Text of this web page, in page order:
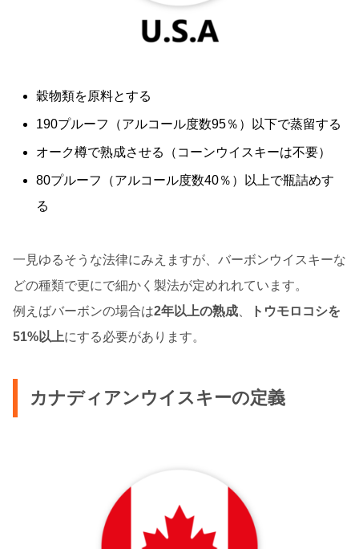
穀物類を原料とする
190プルーフ（アルコール度数95％）以下で蒸留する
オーク樽で熟成させる（コーンウイスキーは不要）
80プルーフ（アルコール度数40％）以上で瓶詰めす
る
一見ゆるそうな法律にみえますが、バーボンウイスキーな
どの種類で更にで細かく製法が定めれれています。
例えばバーボンの場合は2年以上の熟成
トウモロコシを
51%以上にする必要があります。
カナディアンウイスキーの定義